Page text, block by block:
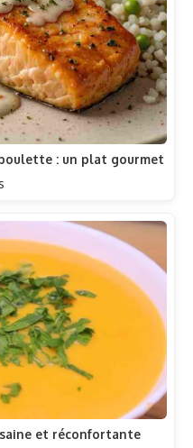
: un plat gourmet
et réconfortante